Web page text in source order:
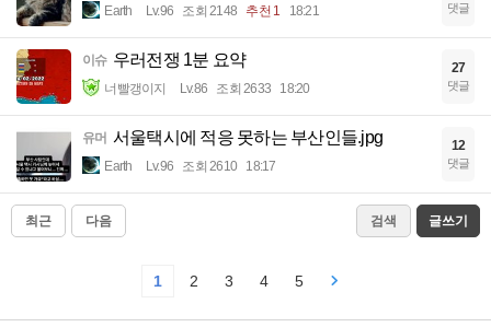
Earth Lv.96 조회 2148 추천 1 18:21 댓글
이슈 우러전쟁 1분 요약
너빨갱이지 Lv.86 조회 2633 18:20
27
댓글
유머 서울택시에 적응 못하는 부산인들.jpg
Earth Lv.96 조회 2610 18:17
12
댓글
최근 다음 검색 글쓰기
1 2 3 4 5